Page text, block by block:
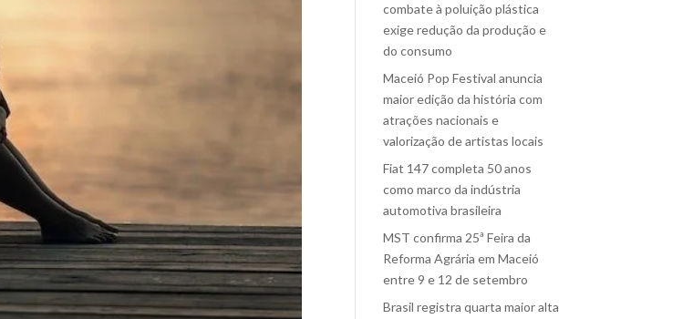
combate à poluição plástica
exige redução da produção e
do consumo
Maceió Pop Festival anuncia
maior edição da história com
atrações nacionais e
valorização de artistas locais
Fiat 147 completa 50 anos
como marco da indústria
automotiva brasileira
MST confirma 25ª Feira da
Reforma Agrária em Maceió
entre 9 e 12 de setembro
Brasil registra quarta maior alta